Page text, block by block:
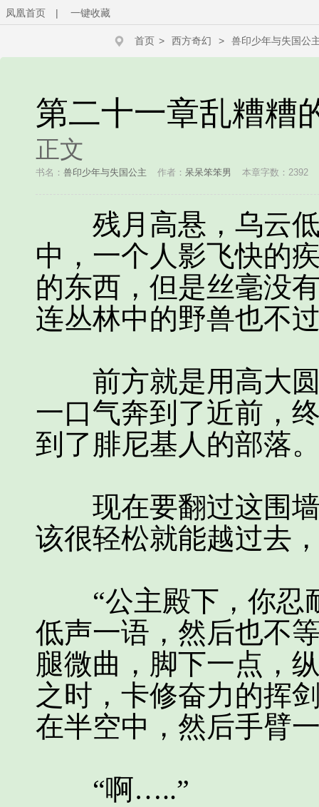
凤凰首页 | 一键收藏
首页 > 西方奇幻 > 兽印少年与失国公
第二十一章乱糟糟
正文
书名： 兽印少年与失国公主 作者： 呆呆笨笨男 本章字数：2392
残月高悬，乌云低
中，一个人影飞快的
的东西，但是丝毫没
连丛林中的野兽也不
前方就是用高大圆
一口气奔到了近前，
到了腓尼基人的部落
现在要翻过这围墙
该很轻松就能越过去
“公主殿下，你忍
低声一语，然后也不
腿微曲，脚下一点，
之时，卡修奋力的挥
在半空中，然后手臂
“啊…..”